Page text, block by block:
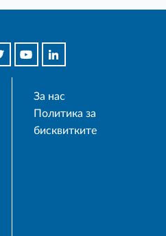
За нас
Политика за
бисквитките